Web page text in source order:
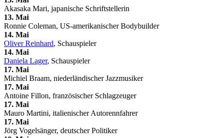
Akasaka Mari, japanische Schriftstellerin
13. Mai
Ronnie Coleman, US-amerikanischer Bodybuilder
14. Mai
Oliver Reinhard, Schauspieler
14. Mai
Daniela Lager, Schauspieler
17. Mai
Michiel Braam, niederländischer Jazzmusiker
17. Mai
Antoine Fillon, französischer Schlagzeuger
17. Mai
Mauro Martini, italienischer Autorennfahrer
17. Mai
Jörg Vogelsänger, deutscher Politiker